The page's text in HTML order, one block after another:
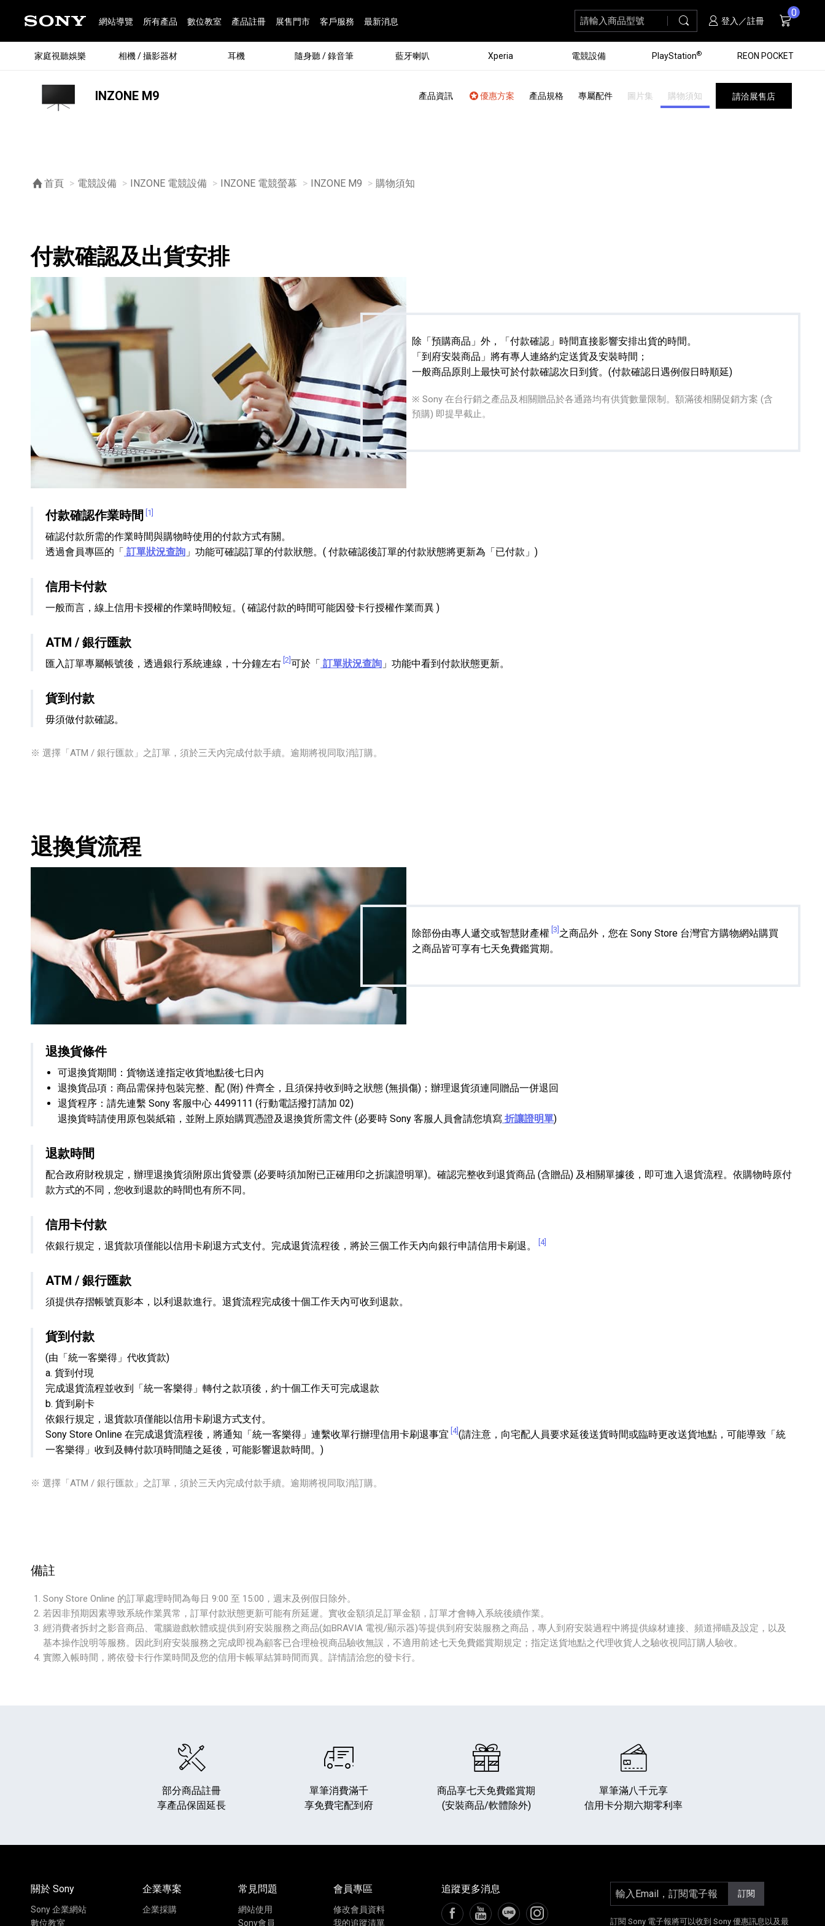
網站導覽 所有產品 數位教室 產品註冊 展售門市 客戶服務 最新消息 請輸入商品型號 搜尋 登入／註冊 購物車
0
項商品
家庭視聽娛樂
BRAVIA 全系列 67個產品
HiFi 音響 個產品 藍光播放器 3個產品
相機 / 攝影器材
α 數位單眼相機 49個產品
隨身型數位相機 個產品 相機麥克風 / 收錄音組 17個產品 數位攝影機 / 配件 33個產品 專業攝影器材 17個產品
耳機
全系列耳機 46個產品
隨身聽 / 錄音筆
Walkman 數位隨身聽 12個產品
藍牙喇叭
藍牙喇叭 19個產品
Xperia
Xperia 智慧型手機 6個產品
電競設備
INZONE 電競螢幕 3個產品
PlayStation®
PlayStation®主機 / 配件 37個產品
REON POCKET
REON POCKET / 配件 6個產品
INZONE M9 產品資訊 優惠方案 產品規格 專屬配件 圖片集 購物須知 請洽展售店
首頁 電競設備 INZONE 電競設備 INZONE 電競螢幕 INZONE M9 目前頁面：
購物須知
付款確認及出貨安排
除「預購商品」外，「付款確認」時間直接影響安排出貨的時間。
「到府安裝商品」將有專人連絡約定送貨及安裝時間；
一般商品原則上最快可於付款確認次日到貨。(付款確認日遇例假日時順延)
※ Sony 在台行銷之產品及相關贈品於各通路均有供貨數量限制。額滿後相關促銷方案 (含
預購) 即提早截止。
付款確認作業時間 [1]
確認付款所需的作業時間與購物時使用的付款方式有關。
透過會員專區的「 訂單狀況查詢 」功能可確認訂單的付款狀態。( 付款確認後訂單的付款狀態將更新為「已付款」)
信用卡付款
一般而言，線上信用卡授權的作業時間較短。( 確認付款的時間可能因發卡行授權作業而異 )
ATM / 銀行匯款
匯入訂單專屬帳號後，透過銀行系統連線，十分鐘左右 [2] 可於「 訂單狀況查詢 」功能中看到付款狀態更新。
貨到付款
毋須做付款確認。
※ 選擇「ATM / 銀行匯款」之訂單，須於三天內完成付款手續。逾期將視同取消訂購。
退換貨流程
除部份由專人遞交或智慧財產權 [3] 之商品外，您在 Sony Store 台灣官方購物網站購買
之商品皆可享有七天免費鑑賞期。
退換貨條件
可退換貨期間：貨物送達指定收貨地點後七日內
退換貨品項：商品需保持包裝完整、配 (附) 件齊全，且須保持收到時之狀態 (無損傷)；辦理退貨須連同贈品一併退回
退貨程序：請先連繫 Sony 客服中心 4499111 (行動電話撥打請加 02)
退換貨時請使用原包裝紙箱，並附上原始購買憑證及退換貨所需文件 (必要時 Sony 客服人員會請您填寫 折讓證明單)
退款時間
配合政府財稅規定，辦理退換貨須附原出貨發票 (必要時須加附已正確用印之折讓證明單)。確認完整收到退貨商品 (含贈品) 及相關單據後，即可進入退貨流程。依購物時原付
款方式的不同，您收到退款的時間也有所不同。
信用卡付款
依銀行規定，退貨款項僅能以信用卡刷退方式支付。完成退貨流程後，將於三個工作天內向銀行申請信用卡刷退。 [4]
ATM / 銀行匯款
須提供存摺帳號頁影本，以利退款進行。退貨流程完成後十個工作天內可收到退款。
貨到付款
(由「統一客樂得」代收貨款)
a. 貨到付現
完成退貨流程並收到「統一客樂得」轉付之款項後，約十個工作天可完成退款
b. 貨到刷卡
依銀行規定，退貨款項僅能以信用卡刷退方式支付。
Sony Store Online 在完成退貨流程後，將通知「統一客樂得」連繫收單行辦理信用卡刷退事宜 [4](請注意，向宅配人員要求延後送貨時間或臨時更改送貨地點，可能導致「統
一客樂得」收到及轉付款項時間隨之延後，可能影響退款時間。)
※ 選擇「ATM / 銀行匯款」之訂單，須於三天內完成付款手續。逾期將視同取消訂購。
備註
Sony Store Online 的訂單處理時間為每日 9:00 至 15:00，週末及例假日除外。
若因非預期因素導致系統作業異常，訂單付款狀態更新可能有所延遲。實收金額須足訂單金額，訂單才會轉入系統後續作業。
經消費者拆封之影音商品、電腦遊戲軟體或提供到府安裝服務之商品(如BRAVIA 電視/顯示器)等提供到府安裝服務之商品，專人到府安裝過程中將提供線材連接、頻道掃瞄及設定，以及
基本操作說明等服務。因此到府安裝服務之完成即視為顧客已合理檢視商品驗收無誤，不適用前述七天免費鑑賞期規定；指定送貨地點之代理收貨人之驗收視同訂購人驗收。
實際入帳時間，將依發卡行作業時間及您的信用卡帳單結算時間而異。詳情請洽您的發卡行。
部分商品註冊
享產品保固延長
單筆消費滿千
享免費宅配到府
商品享七天免費鑑賞期
(安裝商品/軟體除外)
單筆滿八千元享
信用卡分期六期零利率
關於 Sony
Sony 企業網站
數位教室
企業專案
企業採購
常見問題
網站使用
Sony會員
會員專區
修改會員資料
我的追蹤清單
追蹤更多消息
FB粉絲專頁[另開新視窗]
YouTube頻道[另開新視窗]
加入LINE[另開新視窗]
追蹤Instagram[另開新視窗]
輸入Email，訂閱電子報 訂閱
訂閱 Sony 電子報將可以收到 Sony 優惠訊息以及最